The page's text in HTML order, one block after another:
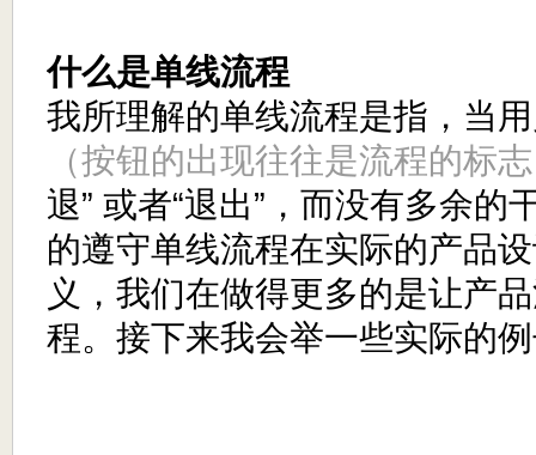
什么是单线流程
我所理解的单线流程是指，当
（按钮的出现往往是流程的标
退” 或者“退出”，而没有多余的
的遵守单线流程在实际的产品
义，我们在做得更多的是让产
程。接下来我会举一些实际的